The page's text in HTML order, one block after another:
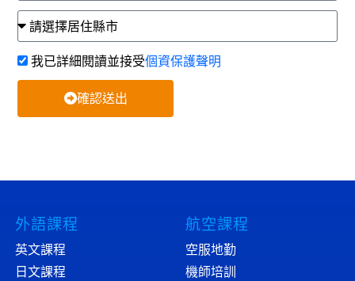
我已詳細閱讀並接受個資保護聲明
確認送出
外語課程
英文課程
日文課程
航空課程
空服地勤
機師培訓